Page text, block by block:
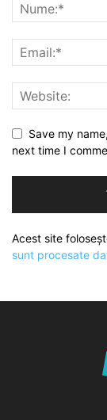
Save my
next time I
Acest site
sunt procesate